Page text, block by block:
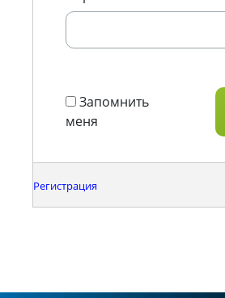
Запомнить
меня
Регистрация